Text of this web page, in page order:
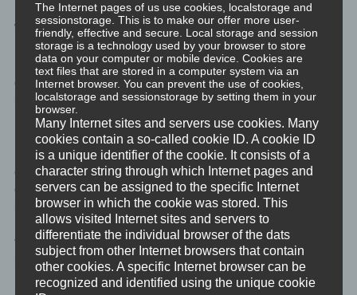
Bewusstmachung und Priorisierung der persönlichen
Werte
Mach dir bewusst, was dir wichtig ist. Das gilt erst recht, wenn du
die ehrliche Antwort auf die Frage “Was ist dir wichtig?” gar nicht
laut sagen möchtest.
Mach die zu allem, das dir wichtig ist, klar, welche der zwei
Dimensionen der Motivationsrichtungen dahinterstecken. Sei
ehrlich mit dir selbst. Rede mit jemandem aus deiner Sangha
darüber, warum du denkst, dass du da wirklich ehrlich mit dir
Viele – oder zumindest einige – Dinge sind dir wichtig. Manches
ist wichtiger als anderes. Bringe deine Werte in ihre natürliche
Reihenfolge was wichtiger als etwas anderes ist. Wieder rede mit
The Internet pages of us use cookies, localstorage and
sessionstorage. This is to make our offer more user-
friendly, effective and secure. Local storage and session
storage is a technology used by your browser to store
data on your computer or mobile device. Cookies are
text files that are stored in a computer system via an
Internet browser. You can prevent the use of cookies,
localstorage and sessionstorage by setting them in your
browser.
Many Internet sites and servers use cookies. Many
cookies contain a so-called cookie ID. A cookie ID
is a unique identifier of the cookie. It consists of a
character string through which Internet pages and
servers can be assigned to the specific Internet
browser in which the cookie was stored. This
allows visited Internet sites and servers to
differentiate the individual browser of the dats
subject from other Internet browsers that contain
other cookies. A specific Internet browser can be
recognized and identified using the unique cookie